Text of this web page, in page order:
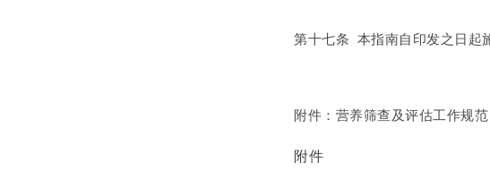
第十七条 本指南自印发之日起
附件：营养筛查及评估工作规范
附件